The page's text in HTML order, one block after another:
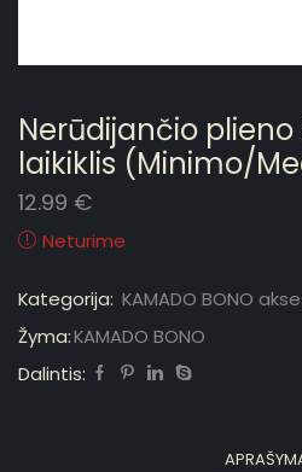
Nerūdijančio
laikiklis (Minimo/
12.99 €
Neturime
Kategorija: KAMADO BONO
Žyma:KAMADO BONO
Dalintis: